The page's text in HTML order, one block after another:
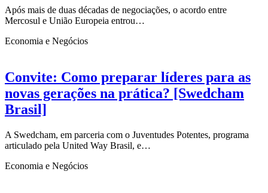
Após mais de duas décadas de negociações, o acordo entre
Mercosul e União Europeia entrou…
Economia e Negócios
Convite: Como preparar líderes para as
novas gerações na prática? [Swedcham
Brasil]
A Swedcham, em parceria com o Juventudes Potentes, programa
articulado pela United Way Brasil, e…
Economia e Negócios